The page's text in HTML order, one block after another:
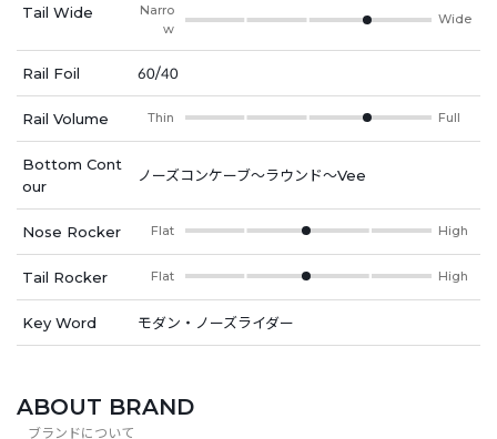
Tail Wide
Narro
w
Wide
Rail Foil 60/40
Rail Volume Thin Full
Bottom Cont
our
ノーズコンケーブ～ラウンド～Vee
Nose Rocker Flat High
Tail Rocker Flat High
Key Word モダン・ノーズライダー
ABOUT BRAND